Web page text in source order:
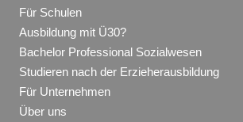
Für Schulen
Ausbildung mit Ü30?
Bachelor Professional Sozialwesen
Studieren nach der Erzieherausbildung
Für Unternehmen
Über uns